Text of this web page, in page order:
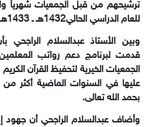
ترشيحهم من قبل الجمعيات شهرياً
للعام الدراسي ‏الحالي1432هـ ـ 1433هـ.‏
وبين الأستاذ عبدالسلام الراجحي
قدمت لبرنامج دعم رواتب
الجمعيات الخيرية لتحفيظ القرآن
بحمد الله تعالى.‏
وأضاف عبدالسلام الراجحي أن جهود